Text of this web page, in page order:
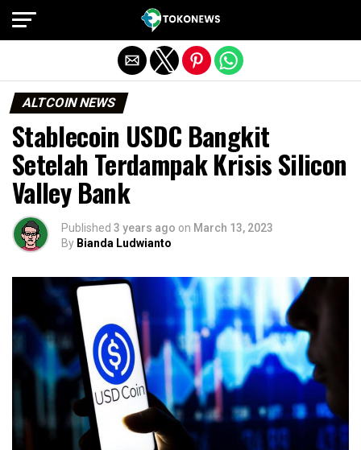
ALTCOIN NEWS
Stablecoin USDC Bangkit
Setelah Terdampak Krisis Silicon
Valley Bank
Published 3 years ago on March 13, 2023
By Bianda Ludwianto
Exit mobile version